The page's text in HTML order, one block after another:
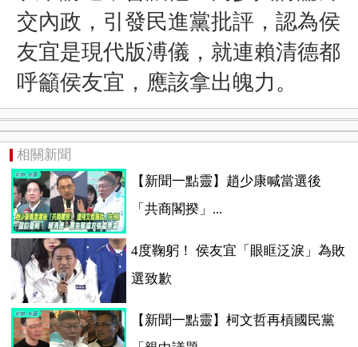
交內政，引發民進黨批評，認為侯
友宜是現代版溥儀，就連賴清德都
呼籲侯友宜，應該拿出魄力。
相關新聞
【新聞一點靈】趙少康喊當選後
「共商閣揆」...
4度鞠躬！ 侯友宜「眼眶泛淚」為敗
選致歉
【新聞一點靈】柯文哲再槓國民黨